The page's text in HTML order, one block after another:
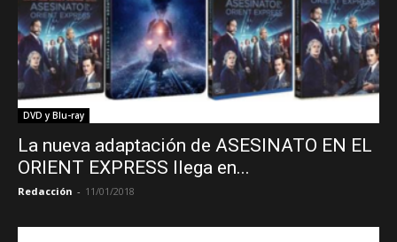
DVD y Blu-ray
La nueva adaptación de ASESINATO EN EL
ORIENT EXPRESS llega en...
Redacción - 11/01/2018